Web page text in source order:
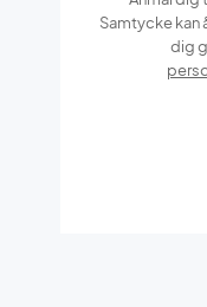
Samtycke kan
dig